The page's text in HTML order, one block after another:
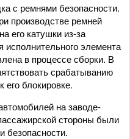
с ремнями безопасности.
производстве ремней
его катушки из-за
исполнительного элемента
в процессе сборки. В
срабатыванию
его блокировке.
на заводе-
стороны были
безопасности.